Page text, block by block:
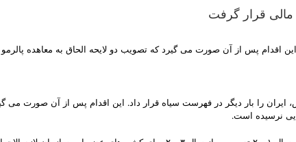
مالی قرار گرفت
اقدام پس از آن صورت می گیرد که تصویب دو لایحه الحاق به معاهده
را بار دیگر در فهرست سیاه قرار داد. این اقدام پس از آن صورت می گیرد
نرسیده است.